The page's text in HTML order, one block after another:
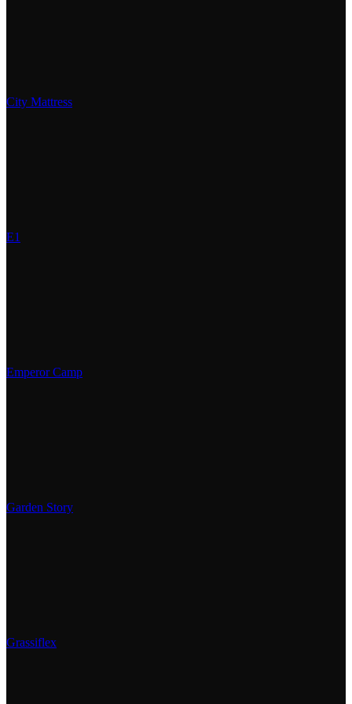
City Mattress
E1
Emperor Camp
Garden Story
Grassiflex